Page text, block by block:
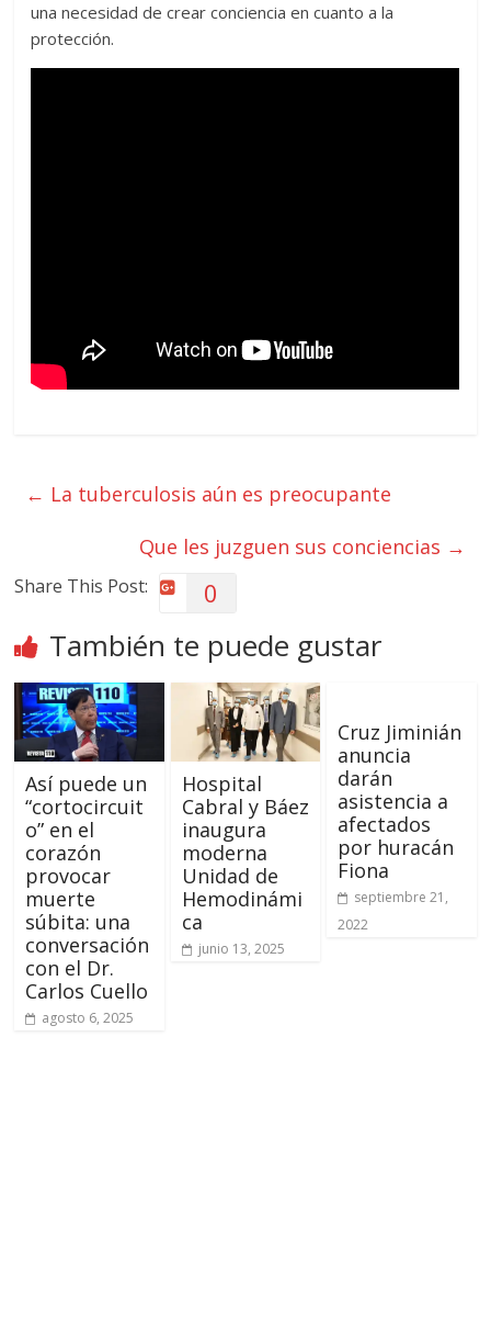
una necesidad de crear conciencia en cuanto a la
protección.
← La tuberculosis aún es preocupante
Que les juzguen sus conciencias →
Share This Post: 0
También te puede gustar
Así puede un
“cortocircuit
o” en el
corazón
provocar
muerte
súbita: una
conversación
con el Dr.
Carlos Cuello
agosto 6, 2025
Hospital
Cabral y Báez
inaugura
moderna
Unidad de
Hemodinámi
ca
junio 13, 2025
Cruz Jiminián
anuncia
darán
asistencia a
afectados
por huracán
Fiona
septiembre 21,
2022